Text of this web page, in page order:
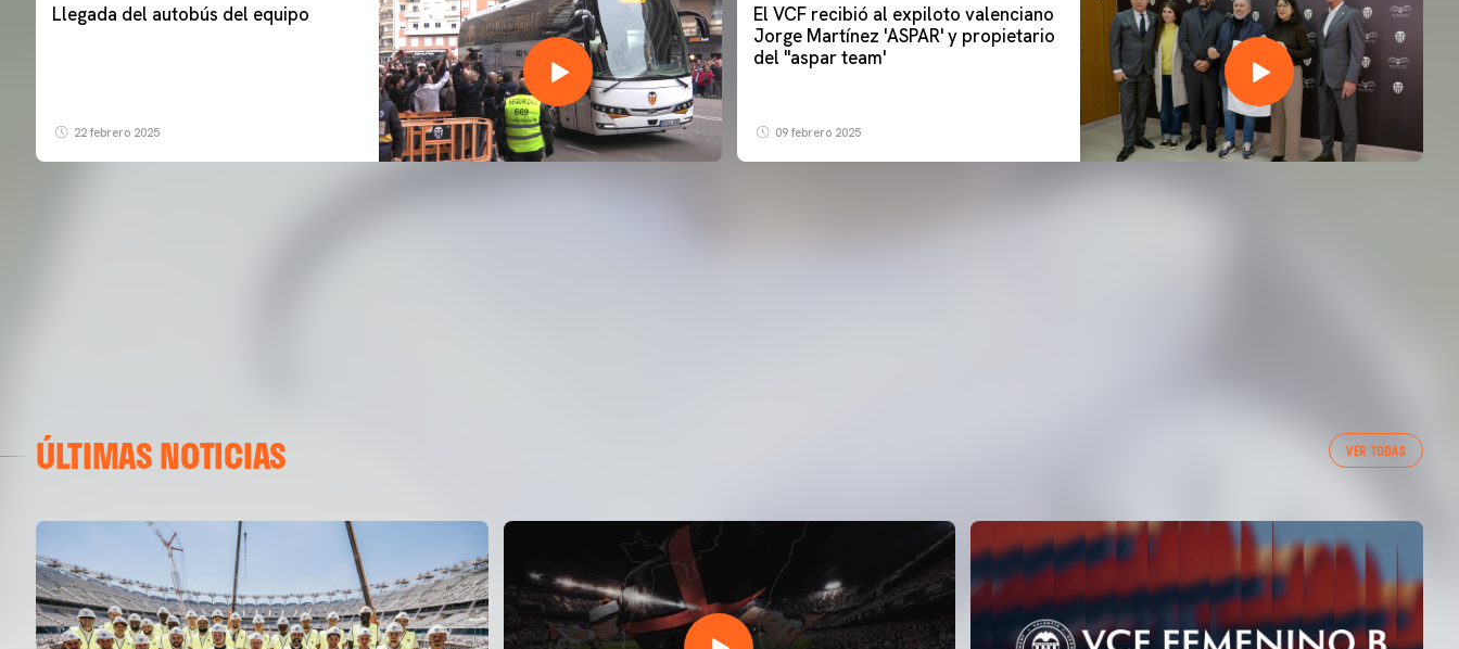
Llegada del autobús del equipo
22 febrero 2025
El VCF recibió al expiloto valenciano
Jorge Martínez 'ASPAR' y propietario
del ''aspar team'
09 febrero 2025
ÚLTIMAS NOTICIAS VER TODAS